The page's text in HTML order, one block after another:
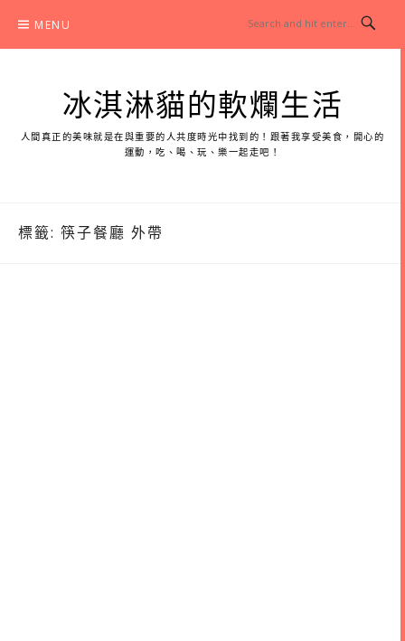
content
MENU
冰淇淋貓的軟爛生活
人間真正的美味就是在與重要的人共度時光中找到的！跟著我享受美食，開心的
運動，吃、喝、玩、樂一起走吧！
標籤: 筷子餐廳 外帶